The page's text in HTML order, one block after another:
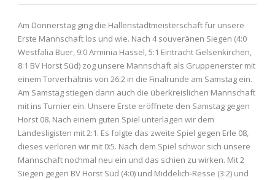
Am Donnerstag ging die Hallenstadtmeisterschaft für unsere
Erste Mannschaft los und wie. Nach 4 souveränen Siegen (4:0
Westfalia Buer, 9:0 Arminia Hassel, 5:1 Eintracht Gelsenkirchen,
8:1 BV Horst Süd) zog unsere Mannschaft als Gruppenerster mit
einem Torverhältnis von 26:2 in die Finalrunde am Samstag ein.
Am Samstag stiegen dann auch die überkreislichen Mannschaft
mit ins Turnier ein. Unsere Erste eröffnete den Samstag gegen
Horst 08. Nach einem guten Spiel unterlagen wir dem
Landesligisten mit 2:1. Es folgte das zweite Spiel gegen Erle 08,
dieses verloren wir mit 0:5. Nach dem Spiel schwor sich unsere
Mannschaft nochmal neu ein und das schien zu wirken. Mit 2
Siegen gegen BV Horst Süd (4:0) und Middelich-Resse (3:2) und